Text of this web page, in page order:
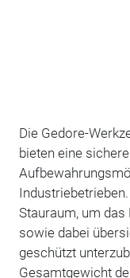
Die Gedore-
bieten eine
Stauraum, um
sowie dabei
geschützt
Gesamtgewicht